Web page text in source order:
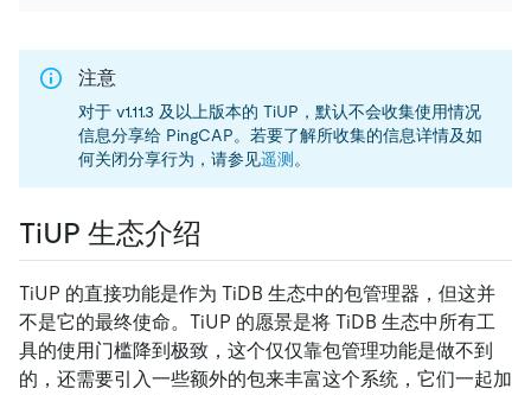
注意
对于 v1.11.3 及以上版本的 TiUP，默认不会收集使用情况
信息分享给 PingCAP。若要了解所收集的信息详情及如
何关闭分享行为，请参见遥测 。
TiUP 生态介绍
TiUP 的直接功能是作为 TiDB 生态中的包管理器，但这并
不是它的最终使命。TiUP 的愿景是将 TiDB 生态中所有工
具的使用门槛降到极致，这个仅仅靠包管理功能是做不到
的，还需要引入一些额外的包来丰富这个系统，它们一起加